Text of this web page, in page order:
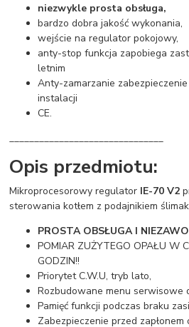
niezwykle prosta obsługa,
bardzo dobra jakość wykonania,
wejście na regulator pokojowy,
anty-stop funkcja zapobiega
letnim
Anty-zamarzanie
instalacji
CE.
Opis przedmiotu:
Mikroprocesorowy regulator IE-70 V2
sterowania kotłem z podajnikiem
PROSTA OBSŁUGA I
POMIAR ZUŻYTEGO OPAŁU W
GODZIN!!
Priorytet C.W.U, tryb lato,
Rozbudowane menu
Pamięć funkcji podczas braku
Zabezpieczenie przed zapłonem